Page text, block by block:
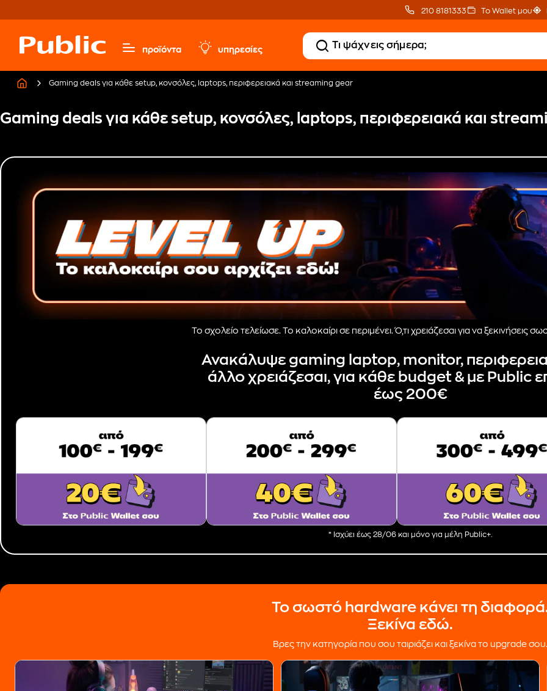
210 8181333 Το Wallet μου
προϊόντα υπηρεσίες
Gaming deals για κάθε setup, κονσόλες, laptops, περιφερειακά και streaming gear
Gaming deals για κάθε setup, κονσόλες, laptops, περιφερειακά και
Το σχολείο τελείωσε. Το καλοκαίρι σε περιμένει. Ό,τι χρειάζεσαι για να ξεκινήσεις
Ανακάλυψε gaming laptop, monitor,
άλλο χρειάζεσαι, για κάθε budget & με Public
έως 200€
* Ισχύει έως 28/06 και μόνο για μέλη Public+.
Το σωστό hardware κάνει τη
Ξεκίνα εδώ.
Βρες την κατηγορία που σου ταιριάζει και ξεκίνα το upgrade σου.